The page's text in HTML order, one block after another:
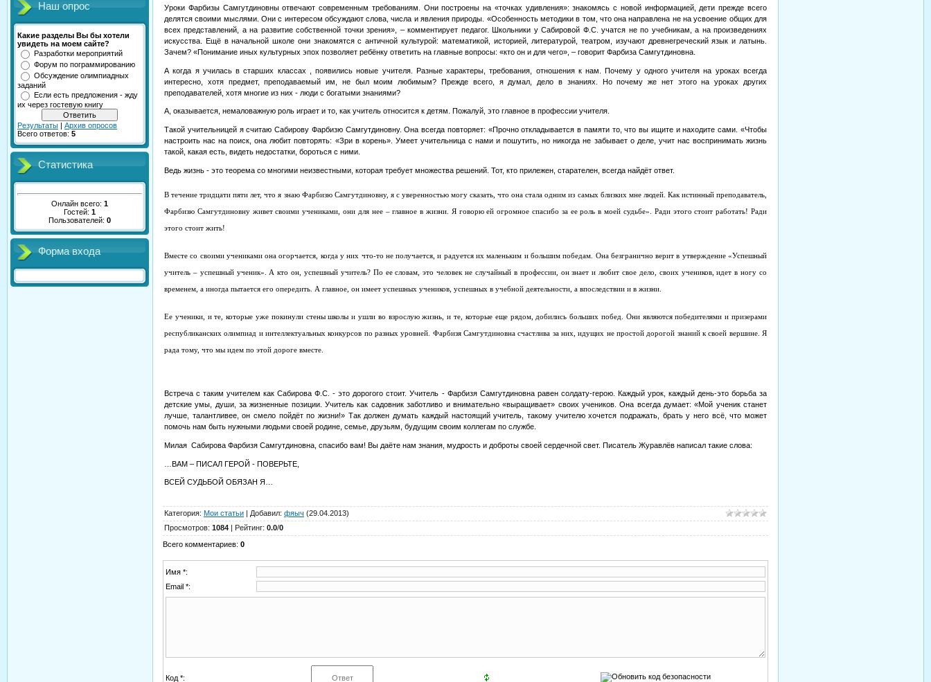
Наш опрос
Какие разделы Вы бы хотели
увидеть на моем сайте?
Разработки мероприятий
Форум по пограммированию
Обсуждение олимпиадных
заданий
Если есть предложения - жду
их через гостевую книгу
Результаты | Архив опросов
Всего ответов: 5
Статистика
Онлайн всего: 1
Гостей: 1
Пользователей: 0
Форма входа
Уроки Фарбизы Самгутдиновныотвечают современным требованиям. Они построены на «точках удивления»: знакомясь с новой информацией, дети прежде всего
делятся своими мыслями. Они с интересом обсуждают слова, числа и явления природы. «Особенность методики в том, что она направлена не на усвоение общих для
всех представлений, а на развитие собственной точки зрения», – комментирует педагог. Школьники у Сабировой Ф.С. учатся не по учебникам, а на произведениях
искусства. Ещё в начальной школе они знакомятся с античной культурой: математикой, историей, литературой, театром, изучают древнегреческий язык и латынь.
Зачем? «Понимание иных культурных эпох позволяет ребёнку ответить на главные вопросы: «кто он и для чего», – говорит Фарбиза Самгутдиновна
А когда я училась в старших классах , появились новые учителя. Разные характеры, требования, отношения к нам. Почему у одного учителя на уроках всегда
интересно, хотя предмет, преподаваемый им, не был моим любимым? Прежде всего, я думал, дело в знаниях. Но почему же нет этого на уроках других
преподавателей, хотя многие из них - люди с богатыми знаниями?
А, оказывается, немаловажную роль играет и то, как учитель относится к детям. Пожалуй, это главное в профессии учителя.
Такой учительницей я считаю Сабирову Фарбизю Самгутдиновну. Она всегда повторяет: «Прочно откладывается в памяти то, что вы ищите и находите сами. «Чтобы
настроить нас на поиск, она любит повторять: «Зри в корень». Умеет учительница с нами и пошутить, но никогда не забывает о деле, учит нас воспринимать жизнь
такой, какая есть, видеть недостатки, бороться с ними.
Ведь жизнь - это теорема со многими неизвестными, которая требует множества решений. Тот, кто прилежен, старателен, всегда найдёт ответ.
В течение тридцати пяти лет, что я знаю Фарбизю Самгутдиновну, я с уверенностью могу сказать, что она стала одним из самых близких мне людей. Как истинный преподаватель,
Фарбизю Самгутдиновнуживет своими учениками, они для нее – главное в жизни. Я говорю ей огромное спасибо за ее роль в моей судьбе». Ради этого стоит работать! Ради
этого стоит жить!
Вместе со своими учениками она огорчается, когда у них что-то не получается, и радуется их маленьким и большим победам. Она безгранично верит в утверждение «Успешный
учитель – успешный ученик». А кто он, успешный учитель? По ее словам, это человек не случайный в профессии, он знает и любит свое дело, своих учеников, идет в ногу со
временем, а иногда пытается его опередить. А главное, он имеет успешных учеников, успешных в учебной деятельности, а впоследствии и в жизни.
Ее ученики, и те, которые уже покинули стены школы и ушли во взрослую жизнь, и те, которые еще рядом, добились больших побед. Они являются победителями и призерами
республиканских олимпиад и интеллектуальных конкурсов по разных уровней. Фарбизя Самгутдиновна счастлива за них, идущих не простой дорогой знаний к своей вершине. Я
рада тому, что мы идем по этой дороге вместе.
Встреча с таким учителем как Сабирова Ф.С. - это дорогого стоит. Учитель - Фарбизя Самгутдиновна равен солдату-герою. Каждый урок, каждый день-это борьба за
детские умы, души, за жизненные позиции. Учитель как садовник заботливо и внимательно «выращивает» своих учеников. Она всегда думает: «Мой ученик станет
лучше, талантливее, он смело пойдёт по жизни!» Так должен думать каждый настоящий учитель, такому учителю хочется подражать, брать у него всё, что может
помочь нам быть нужными людьми своей родине, семье, друзьям, будущим своим коллегам по службе.
Милая Сабирова Фарбизя Самгутдиновна, спасибо вам! Вы даёте нам знания, мудрость и доброты своей сердечной свет. Писатель Журавлёв написал такие слова:
…ВАМ – ПИСАЛ ГЕРОЙ - ПОВЕРЬТЕ,
ВСЕЙ СУДЬБОЙ ОБЯЗАН Я…
Категория: Мои статьи | Добавил: фяыч (29.04.2013)
Просмотров: 1084 | Рейтинг: 0.0/0
Всего комментариев: 0
Имя *:
Email *:
Код *: